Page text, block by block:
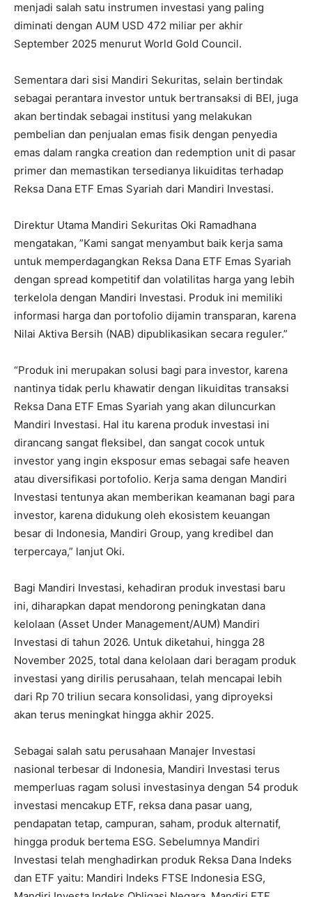
menjadi salah satu instrumen investasi yang paling
diminati dengan AUM USD 472 miliar per akhir
September 2025 menurut World Gold Council.
Sementara dari sisi Mandiri Sekuritas, selain bertindak
sebagai perantara investor untuk bertransaksi di BEI, juga
akan bertindak sebagai institusi yang melakukan
pembelian dan penjualan emas fisik dengan penyedia
emas dalam rangka creation dan redemption unit di pasar
primer dan memastikan tersedianya likuiditas terhadap
Reksa Dana ETF Emas Syariah dari Mandiri Investasi.
Direktur Utama Mandiri Sekuritas Oki Ramadhana
mengatakan, ”Kami sangat menyambut baik kerja sama
untuk memperdagangkan Reksa Dana ETF Emas Syariah
dengan spread kompetitif dan volatilitas harga yang lebih
terkelola dengan Mandiri Investasi. Produk ini memiliki
informasi harga dan portofolio dijamin transparan, karena
Nilai Aktiva Bersih (NAB) dipublikasikan secara reguler.”
“Produk ini merupakan solusi bagi para investor, karena
nantinya tidak perlu khawatir dengan likuiditas transaksi
Reksa Dana ETF Emas Syariah yang akan diluncurkan
Mandiri Investasi. Hal itu karena produk investasi ini
dirancang sangat fleksibel, dan sangat cocok untuk
investor yang ingin eksposur emas sebagai safe heaven
atau diversifikasi portofolio. Kerja sama dengan Mandiri
Investasi tentunya akan memberikan keamanan bagi para
investor, karena didukung oleh ekosistem keuangan
besar di Indonesia, Mandiri Group, yang kredibel dan
terpercaya,” lanjut Oki.
Bagi Mandiri Investasi, kehadiran produk investasi baru
ini, diharapkan dapat mendorong peningkatan dana
kelolaan (Asset Under Management/AUM) Mandiri
Investasi di tahun 2026. Untuk diketahui, hingga 28
November 2025, total dana kelolaan dari beragam produk
investasi yang dirilis perusahaan, telah mencapai lebih
dari Rp 70 triliun secara konsolidasi, yang diproyeksi
akan terus meningkat hingga akhir 2025.
Sebagai salah satu perusahaan Manajer Investasi
nasional terbesar di Indonesia, Mandiri Investasi terus
memperluas ragam solusi investasinya dengan 54 produk
investasi mencakup ETF, reksa dana pasar uang,
pendapatan tetap, campuran, saham, produk alternatif,
hingga produk bertema ESG. Sebelumnya Mandiri
Investasi telah menghadirkan produk Reksa Dana Indeks
dan ETF yaitu: Mandiri Indeks FTSE Indonesia ESG,